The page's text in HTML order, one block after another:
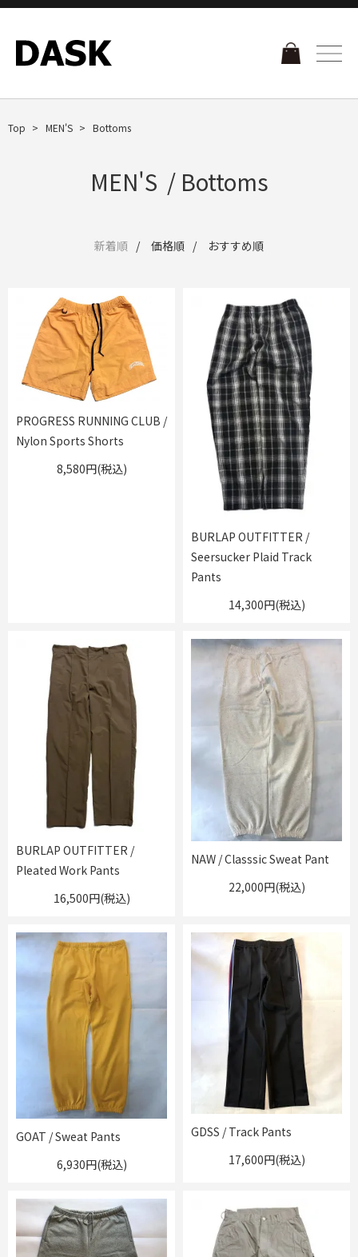
Top MEN'S Bottoms
MEN'S / Bottoms
新着順 価格順 おすすめ順
PROGRESS RUNNING CLUB /
Nylon Sports Shorts
8,580円(税込)
BURLAP OUTFITTER /
Seersucker Plaid Track
Pants
14,300円(税込)
BURLAP OUTFITTER /
Pleated Work Pants
16,500円(税込)
NAW / Classsic Sweat Pant
22,000円(税込)
GOAT / Sweat Pants
6,930円(税込)
GDSS / Track Pants
17,600円(税込)